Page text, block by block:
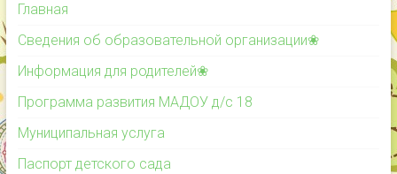
Главная
Сведения об образовательной организации❀
Информация для родителей❀
Программа развития МАДОУ д/с 18
Муниципальная услуга
Паспорт детского сада